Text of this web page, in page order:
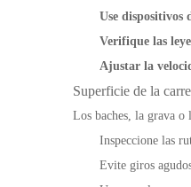
Use dispositivos
Verifique las
Ajustar la
Superficie de la
Los baches, la grava o
Inspeccione las
Evite giros